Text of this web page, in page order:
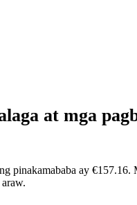
at mga
ay €157.16.